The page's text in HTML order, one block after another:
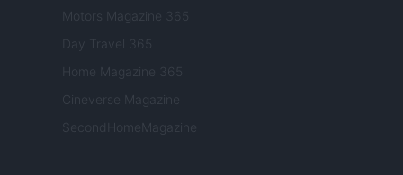
Motors Magazine 365
Day Travel 365
Home Magazine 365
Cineverse Magazine
SecondHomeMagazine